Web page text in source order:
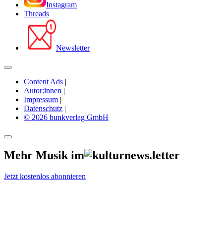
Instagram
Threads
Newsletter
Content Ads |
Autor:innen |
Impressum |
Datenschutz |
© 2026 bunkverlag GmbH
Mehr Musik im
Jetzt kostenlos abonnieren